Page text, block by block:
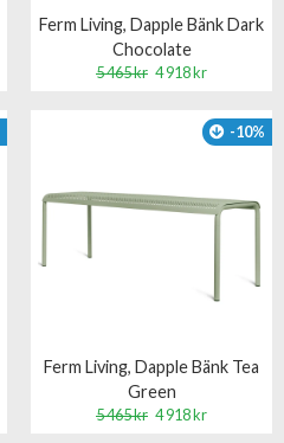
Ferm Living, Dapple Bänk Dark
Chocolate
5 465 kr 4 918 kr
Ferm Living, Dapple Bänk Tea
Green
5 465 kr 4 918 kr
-10%